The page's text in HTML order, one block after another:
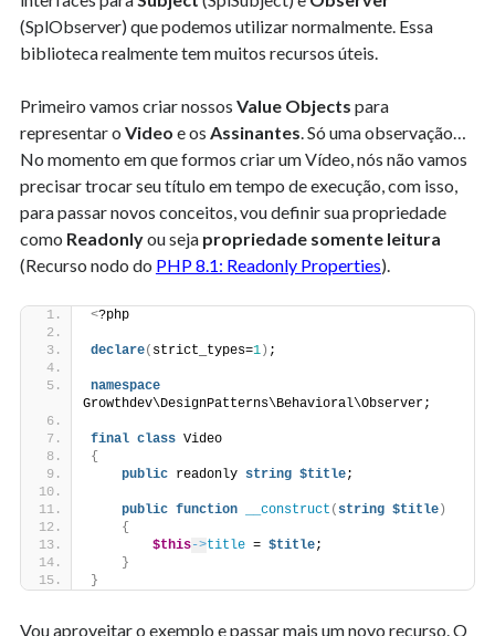
(SplObserver) que podemos utilizar normalmente. Essa
biblioteca realmente tem muitos recursos úteis.
Primeiro vamos criar nossos Value Objects para
representar o Video e os Assinantes. Só uma observação…
No momento em que formos criar um Vídeo, nós não vamos
precisar trocar seu título em tempo de execução, com isso,
para passar novos conceitos, vou definir sua propriedade
como Readonlyou seja propriedade somente leitura
(Recurso nodo do PHP 8.1: Readonly Properties).
<?php
declare( strict_types=1) ;
namespace
Growthdev\DesignPatterns\Behavioral\Observer;
final class Video
{
public readonly string $title;
public function __construct ( string $title)
{
$this->title = $title;
}
}
Vou aproveitar o exemplo e passar mais um novo recurso. O